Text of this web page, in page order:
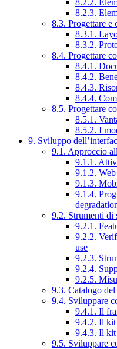
8.2.2.
8.2.3.
8.3. Progettare e
8.3.1.
8.3.2.
8.4. Progettare
8.4.1.
8.4.2.
8.4.3.
8.4.4.
8.5. Progettare
8.5.1.
8.5.2. I
9. Sviluppo
9.1. Approccio
9.1.1.
9.1.2.
9.1.3.
9.1.4.
9.2. Strumenti di
9.2.1.
9.2.2.
use
9.2.3.
9.2.4.
9.2.5.
9.3. Catalogo
9.4. Sviluppare
9.4.1. Il
9.4.2. Il
9.4.3. Il
9.5. Sviluppare